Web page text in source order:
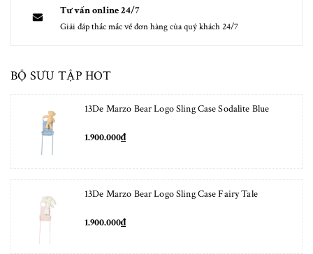
Tư vấn online 24/7
Giải đáp thắc mắc về đơn hàng của quý khách 24/7
BỘ SƯU TẬP HOT
13De Marzo Bear Logo Sling Case Sodalite Blue
1.900.000₫
13De Marzo Bear Logo Sling Case Fairy Tale
1.900.000₫